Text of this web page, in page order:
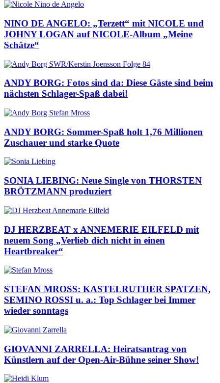
NINO DE ANGELO: „Terzett“ mit NICOLE und
JOHNY LOGAN auf NICOLE-Album „Meine
Schätze“
ANDY BORG: Fotos sind da: Diese Gäste sind beim
nächsten Schlager-Spaß dabei!
ANDY BORG: Sommer-Spaß holt 1,76 Millionen
Zuschauer und starke Quote
SONIA LIEBING: Neue Single von THORSTEN
BRÖTZMANN produziert
DJ HERZBEAT x ANNEMERIE EILFELD mit
neuem Song „Verlieb dich nicht in einen
Heartbreaker“
STEFAN MROSS: KASTELRUTHER SPATZEN,
SEMINO ROSSI u. a.: Top Schlager bei Immer
wieder sonntags
GIOVANNI ZARRELLA: Heiratsantrag von
Künstlern auf der Open-Air-Bühne seiner Show!